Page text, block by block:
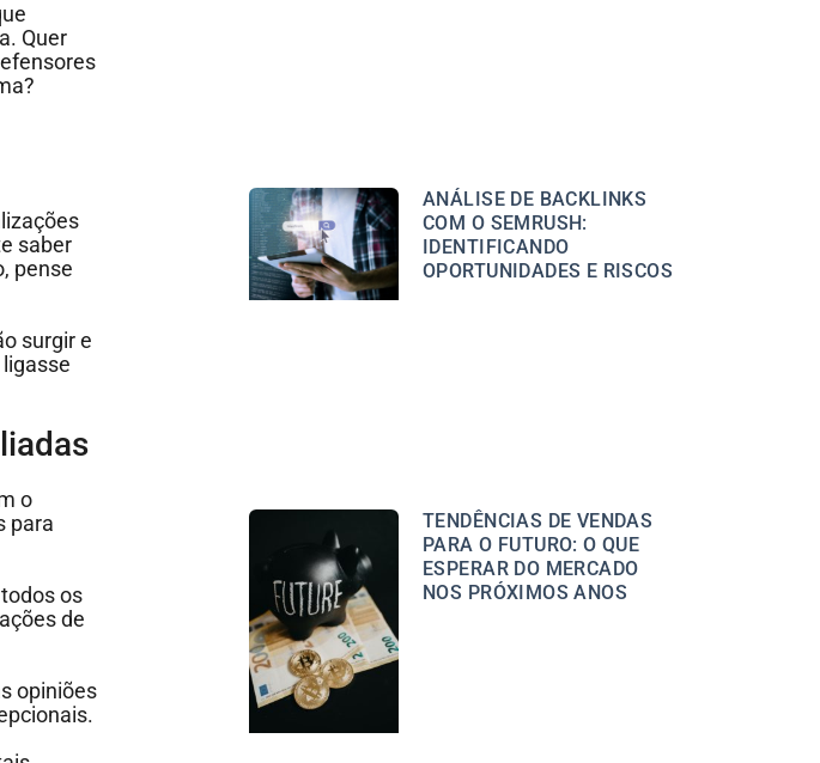
Quer
saber
pense
surgir e
o
para
os
de
opiniões
ANÁLISE DE BACKLINKS
COM O SEMRUSH:
IDENTIFICANDO
OPORTUNIDADES E RISCOS
TENDÊNCIAS DE VENDAS
PARA O FUTURO: O QUE
ESPERAR DO MERCADO
NOS PRÓXIMOS ANOS